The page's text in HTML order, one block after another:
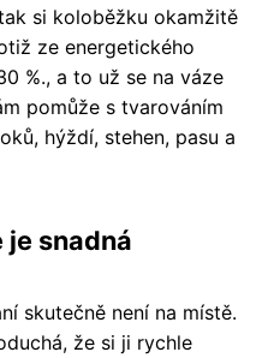
si koloběžku okamžitě
ze energetického
%., a to už se na váze
pomůže s tvarováním
hýždí, stehen, pasu a
je snadná
skutečně není na místě.
že si ji rychle